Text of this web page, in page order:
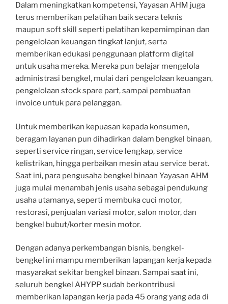
Dalam meningkatkan kompetensi, Yayasan AHM juga
terus memberikan pelatihan baik secara teknis
maupun soft skill seperti pelatihan kepemimpinan dan
pengelolaan keuangan tingkat lanjut, serta
memberikan edukasi penggunaan platform digital
untuk usaha mereka. Mereka pun belajar mengelola
administrasi bengkel, mulai dari pengelolaan keuangan,
pengelolaan stock spare part, sampai pembuatan
invoice untuk para pelanggan.
Untuk memberikan kepuasan kepada konsumen,
beragam layanan pun dihadirkan dalam bengkel binaan,
seperti service ringan, service lengkap, service
kelistrikan, hingga perbaikan mesin atau service berat.
Saat ini, para pengusaha bengkel binaan Yayasan AHM
juga mulai menambah jenis usaha sebagai pendukung
usaha utamanya, seperti membuka cuci motor,
restorasi, penjualan variasi motor, salon motor, dan
bengkel bubut/korter mesin motor.
Dengan adanya perkembangan bisnis, bengkel-
bengkel ini mampu memberikan lapangan kerja kepada
masyarakat sekitar bengkel binaan. Sampai saat ini,
seluruh bengkel AHYPP sudah berkontribusi
memberikan lapangan kerja pada 45 orang yang ada di